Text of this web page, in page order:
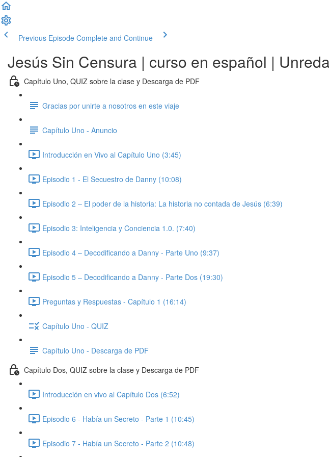
Previous Episode Complete and Continue
Jesús Sin Censura | curso en español |
Capítulo Uno, QUIZ sobre la clase y Descarga de PDF
Gracias por unirte a nosotros en este viaje
Capítulo Uno - Anuncio
Introducción en Vivo al Capítulo Uno (3:45)
Episodio 1 - El Secuestro de Danny (10:08)
Episodio 2 – El poder de la historia: La historia no contada de Jesús (6:39)
Episodio 3: Inteligencia y Conciencia 1.0. (7:40)
Episodio 4 – Decodificando a Danny - Parte Uno (9:37)
Episodio 5 – Decodificando a Danny - Parte Dos (19:30)
Preguntas y Respuestas - Capítulo 1 (16:14)
Capítulo Uno - QUIZ
Capítulo Uno - Descarga de PDF
Capítulo Dos, QUIZ sobre la clase y Descarga de PDF
Introducción en vivo al Capítulo Dos (6:52)
Episodio 6 - Había un Secreto - Parte 1 (10:45)
Episodio 7 - Había un Secreto - Parte 2 (10:48)